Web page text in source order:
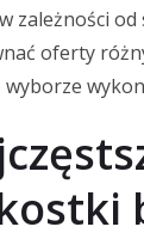
zależności
oferty